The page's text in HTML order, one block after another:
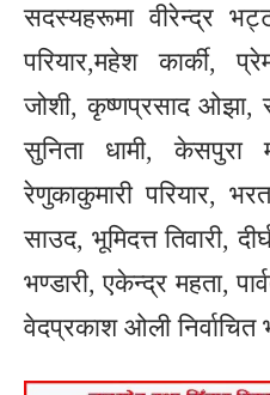
सदस्यहरूमा वीरेन्द्र
परियार,महेश कार्की,
जोशी, कृष्णप्रसाद ओझा,
सुनिता धामी, केसपुरा
रेणुकाकुमारी परियार,
साउद, भूमिदत्त तिवारी,
भण्डारी, एकेन्द्र महता,
वेदप्रकाश ओली